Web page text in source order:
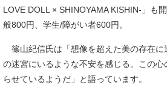
LOVE DOLL × SHINOYAMA KISHIN-」も
般800円、学生/障がい者600円。
篠山紀信氏は「想像を超えた美の存在に
の迷宮にいるような不安を感じる。この
らせているようだ」と語っています。